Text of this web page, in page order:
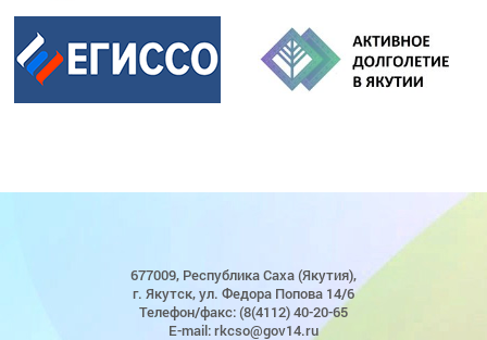
677009, Республика Саха (Якутия),
г. Якутск, ул. Федора Попова 14/6
Телефон/факс: (8(4112) 40-20-65
E-mail: rkcso@gov14.ru